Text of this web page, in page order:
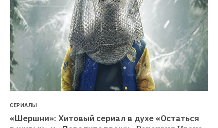
СЕРИАЛЫ
«Шершни»: Хитовый сериал в духе «Остаться